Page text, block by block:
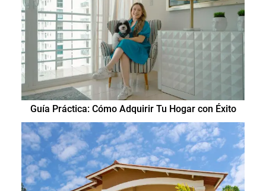
Guía Práctica: Cómo Adquirir Tu Hogar con Éxito